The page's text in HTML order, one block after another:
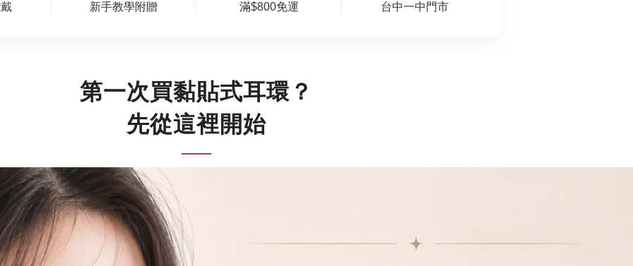
新手教學附贈 滿$800免運 台中一中門市
第一次買黏貼式耳環？
先從這裡開始